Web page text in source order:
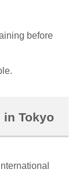
before
in Tokyo